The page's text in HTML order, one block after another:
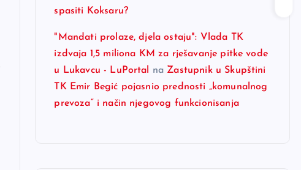
spasiti Koksaru?
"Mandati prolaze, djela ostaju": Vlada TK
izdvaja 1,5 miliona KM za rješavanje pitke vode
u Lukavcu - LuPortal
na Zastupnik u Skupštini
TK Emir Begić pojasnio prednosti „komunalnog
prevoza“ i način njegovog funkcionisanja